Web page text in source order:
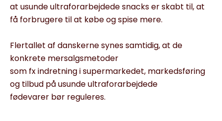
at usunde ultraforarbejdede snacks er skabt til, at
få forbrugere til at købe og spise mere.
Flertallet af danskerne synes samtidig, at de
konkrete mersalgsmetoder
som fx indretning i supermarkedet, markedsføring
og tilbud på usunde ultraforarbejdede
fødevarer bør reguleres.